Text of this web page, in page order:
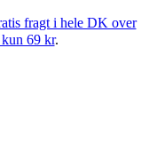
fragt i hele DK over
69 kr.